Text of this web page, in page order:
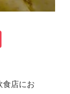
食店にお